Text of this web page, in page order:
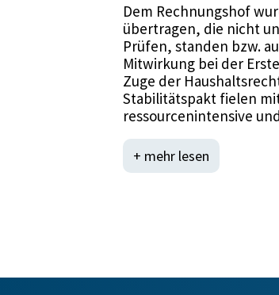
Dem Rechnungshof
übertragen, die nicht
Prüfen, standen bzw.
Mitwirkung bei der
Zuge der
Stabilitätspakt fielen
ressourcenintensive
Parteiengesetz
Personentage, was
+ mehr lesen